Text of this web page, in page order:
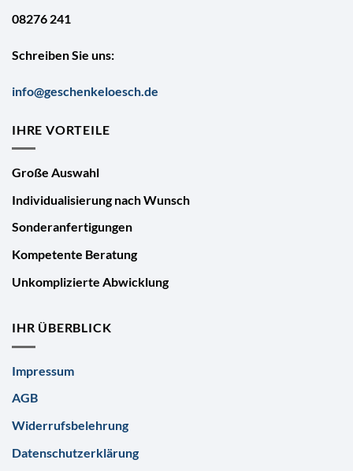
08276 241
Schreiben Sie uns:
info@geschenkeloesch.de
IHRE VORTEILE
Große Auswahl
Individualisierung nach Wunsch
Sonderanfertigungen
Kompetente Beratung
Unkomplizierte Abwicklung
IHR ÜBERBLICK
Impressum
AGB
Widerrufsbelehrung
Datenschutzerklärung